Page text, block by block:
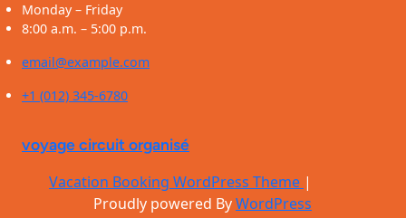
Monday – Friday
8:00 a.m. – 5:00 p.m.
email@example.com
+1 (012) 345-6780
voyage circuit organisé
Vacation Booking WordPress Theme |
Proudly powered ByWordPress